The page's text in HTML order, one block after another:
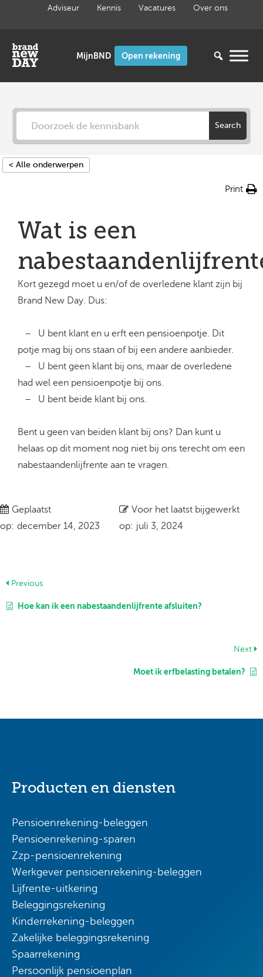
inhoud
Adviseur Kennis Vacatures Over ons
Open rekening
Search
< Alle onderwerpen
Print
Wat is een
Kort gezegd moet u en/of de overledene klant zijn bij
Brand New Day. Dus:
– U bent klant en u erft een pensioenpotje. Dit
potje mag bij ons staan of bij een andere aanbieder.
– U bent geen klant bij ons, maar de overledene
had wel een pensioenpotje bij ons.
– U bent beide klant bij ons.
Bent u geen van beiden klant bij ons? Dan kunt u
helaas op dit moment nog niet bij ons terecht om een
nabestaandenlijfrente aan te vragen.
Geplaatst
op: december 14, 2023
Voor het laatst bijgewerkt
op: juli 3, 2024
Previous
Hoe kan ik een nabestaandenlijfrente afsluiten?
Next
Moet ik erfbelasting betalen?
Producten en diensten
Pensioenrekening-beleggen
Pensioenrekening-sparen
Zzp-pensioenrekening
Werkgever pensioenrekening-beleggen
Lijfrente-uitkering
Beleggingsrekening
Kinderrekening-beleggen
Zakelijke beleggingsrekening
Spaarrekening
Persoonlijk pensioenplan